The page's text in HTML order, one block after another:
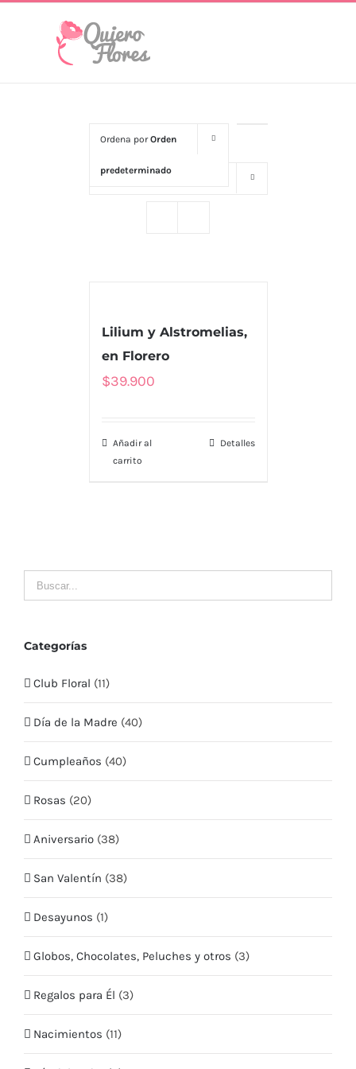
Ordena porOrden
predeterminado
Mostrar
Lilium y Alstromelias,
en Florero
$39.900
Añadir al
carrito
Detalles
Categorías
Club Floral (11)
Día de la Madre (40)
Cumpleaños (40)
Rosas (20)
Aniversario (38)
San Valentín (38)
Desayunos (1)
Globos, Chocolates, Peluches y otros (3)
Regalos para Él (3)
Nacimientos (11)
MI CUENTA
Mis Pedidos
Mis Datos
Mis Direcciones
Términos y condiciones
Teléfono: +569 5409 2635
Email:info@quieroflores.cl
Web:www.quieroflores.cl
Facebook:/floresymas.cl